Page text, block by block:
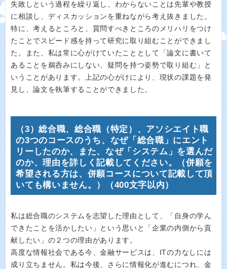
失敗しという過程を繰り返し、わからないことは先輩や教授
に相談し、ディスカッションを重ねながら考え抜きました。
特に、考えるところと、質問すべきところのメリハリをつけ
たことでスピード感を持って研究に取り組むことができまし
た。また、私は常に心がけていたこととして「論文に書いて
あることを鵜呑みにしない、疑問を持つ姿勢で取り組む」と
いうことがあります。上記の心がけにより、現状の課題を発
見し、論文を執筆することができました。
（3）総合職、総合職（特定）、アソシエイト職
の3つのコースのうち、なぜ「総合職」にエント
リーしたのか、また、なぜ「システム」を選んだ
のか、理由を詳しく記載してください。（併願を
希望される方は、併願コースについて記載して頂
いても構いません。）（400文字以内）
私は総合職のシステムを志望した理由として、「自身の学ん
できたことを活かしたい」という思いと「企業の内側から貢
献したい」の２つの理由があります。
高度な情報社会である今、金融サービスは、ITの力なしには
成り立ちません。私は今後、さらに情報化が進むにつれ、金